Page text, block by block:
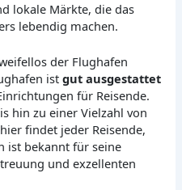
lokale Märkte, die das
lebendig machen.
der Flughafen
istgut ausgestattet
für Reisende.
hin zu einer Vielzahl von
findet jeder Reisende,
ist bekannt für seine
und exzellenten